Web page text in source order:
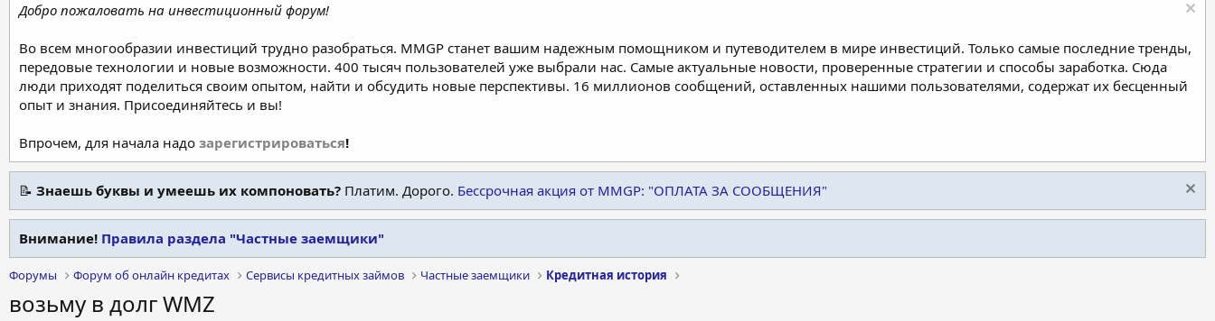
Добро пожаловать на инвестиционный форум!
Во всем многообразии инвестиций трудно разобраться. MMGP станет вашим надежным помощником и путеводителем в мире инвестиций. Только самые последние тренды,
передовые технологии и новые возможности. 400 тысяч пользователей уже выбрали нас. Самые актуальные новости, проверенные стратегии и способы заработка. Сюда
люди приходят поделиться своим опытом, найти и обсудить новые перспективы. 16 миллионов сообщений, оставленных нашими пользователями, содержат их бесценный
опыт и знания. Присоединяйтесь и вы!
Впрочем, для начала надо зарегистрироваться!
📝 Знаешь буквы и умеешь их компоновать? Платим. Дорого. Бессрочная акция от MMGP: "ОПЛАТА ЗА СООБЩЕНИЯ"
Внимание! Правила раздела "Частные заемщики"
Форумы Форум об онлайн кредитах Сервисы кредитных займов Частные заемщики Кредитная история
возьму в долг WMZ